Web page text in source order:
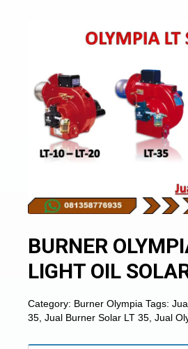
BURNER
LIGHT OIL
Category: Burner Olympia Tags:
35 Jual Burner Solar LT 35 Jual